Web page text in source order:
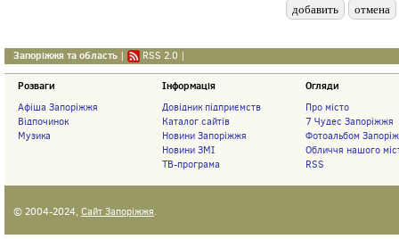
Запоріжжя та область | RSS 2.0 |
Розваги
Афіша Запоріжжя
Відпочинок
Музика
Інформація
Довідник підприємств
Каталог сайтів
Новини Запоріжжя
Новини ЗМІ
ТВ-програма
Огляди
Про місто
7 Чудес Запоріжжя
Фотоальбом
Обличчя нашого
RSS
© 2004-2024, Сайт Запоріжжя.